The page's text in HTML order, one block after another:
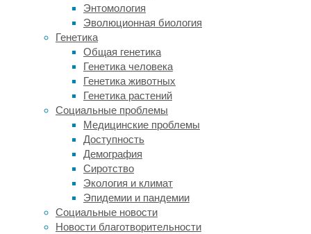
Энтомология
Эволюционная биология
Генетика
Общая генетика
Генетика человека
Генетика животных
Генетика растений
Социальные проблемы
Медицинские проблемы
Доступность
Демография
Сиротство
Экология и климат
Эпидемии и пандемии
Социальные новости
Новости благотворительности
не
уточнением
критериев
диагностики
правилами
системы
здравоохранения.
3.